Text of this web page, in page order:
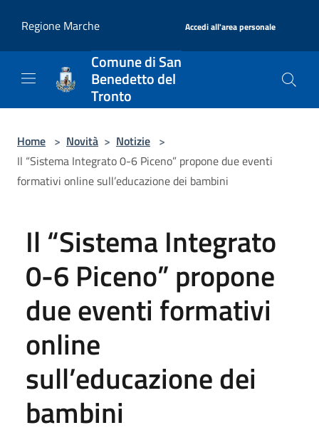
Regione Marche
Accedi all'area personale
Comune di San
Benedetto del
Tronto
Home > Novità > Notizie >
Il “Sistema Integrato 0-6 Piceno” propone due eventi
formativi online sull’educazione dei bambini
Il “Sistema Integrato
0-6 Piceno” propone
due eventi formativi
online
sull’educazione dei
bambini